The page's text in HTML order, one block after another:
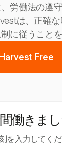
労働法の遵
は、正確
に従うことを
Free
働きまし
を入力してくだ